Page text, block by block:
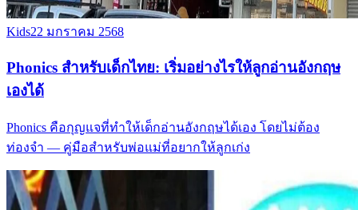
Kids22 มกราคม 2568
Phonics สำหรับเด็กไทย: เริ่มอย่างไรให้ลูกอ่านอังกฤษ
เองได้
Phonics คือกุญแจที่ทำให้เด็กอ่านอังกฤษได้เอง โดยไม่ต้อง
ท่องจำ — คู่มือสำหรับพ่อแม่ที่อยากให้ลูกเก่ง